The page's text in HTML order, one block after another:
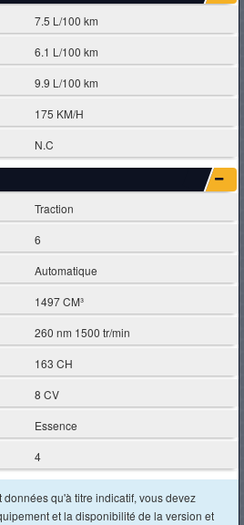
7.5 L/100 km
6.1 L/100 km
9.9 L/100 km
175 KM/H
N.C
Traction
6
Automatique
1497 CM³
260 nm 1500 tr/min
163 CH
8 CV
Essence
4
qu'à titre indicatif, vous devez
et la disponibilité de la version et